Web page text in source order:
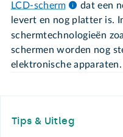
LCD-scherm
dat een
levert en nog platter is.
schermtechnologieën
schermen worden nog
elektronische apparaten.
Tips & Uitleg